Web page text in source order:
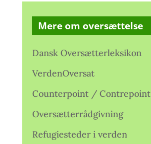
Mere om oversættelse
Dansk Oversætterleksikon
VerdenOversat
Counterpoint / Contrepoint
Oversætterrådgivning
Refugiesteder i verden